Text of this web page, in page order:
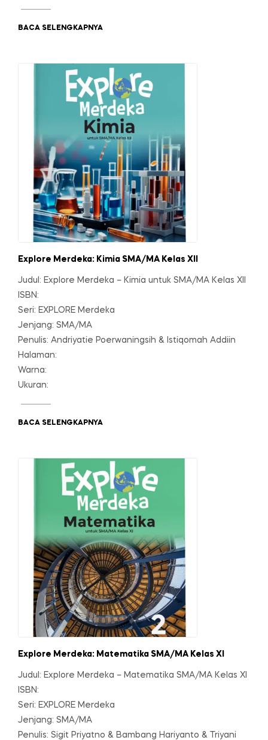
BACA SELENGKAPNYA
Explore Merdeka: Kimia SMA/MA Kelas XII
Judul: Explore Merdeka – Kimia untuk SMA/MA Kelas XII
ISBN:
Seri: EXPLORE Merdeka
Jenjang: SMA/MA
Penulis: Andriyatie Poerwaningsih & Istiqomah Addiin
Halaman:
Warna:
Ukuran:
BACA SELENGKAPNYA
Explore Merdeka: Matematika SMA/MA Kelas XI
Judul: Explore Merdeka – Matematika SMA/MA Kelas XI
ISBN:
Seri: EXPLORE Merdeka
Jenjang: SMA/MA
Penulis: Sigit Priyatno & Bambang Hariyanto & Triyani